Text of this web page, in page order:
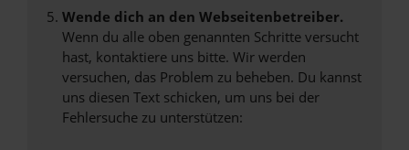
Wende dich an den Webseitenbetreiber.
Wenn du alle oben genannten Schritte versucht
hast, kontaktiere uns bitte. Wir werden
versuchen, das Problem zu beheben. Du kannst
uns diesen Text schicken, um uns bei der
Fehlersuche zu unterstützen: